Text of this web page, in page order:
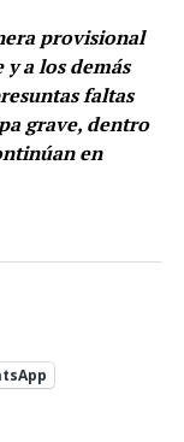
provisional
a los demás
faltas
grave, dentro
en